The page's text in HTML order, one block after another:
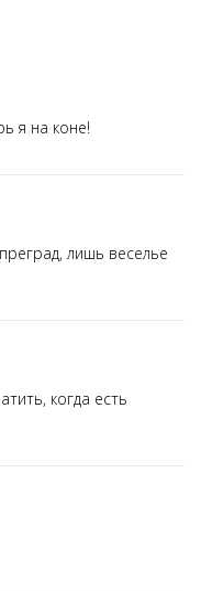
я на коне!
лишь веселье
когда есть